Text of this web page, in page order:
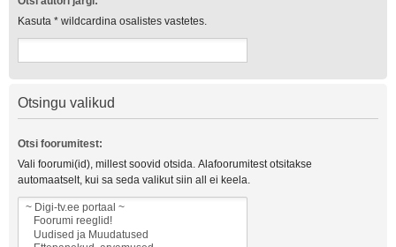
Kasuta * wildcardina osalistes vastetes.
Otsingu valikud
Otsi foorumitest:
Vali foorumi(id), millest soovid otsida. Alafoorumitest otsitakse
automaatselt, kui sa seda valikut siin all ei keela.